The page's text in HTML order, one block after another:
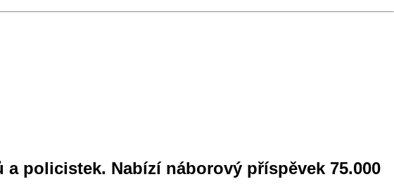
policistek. Nabízí náborový příspěvek 75.000